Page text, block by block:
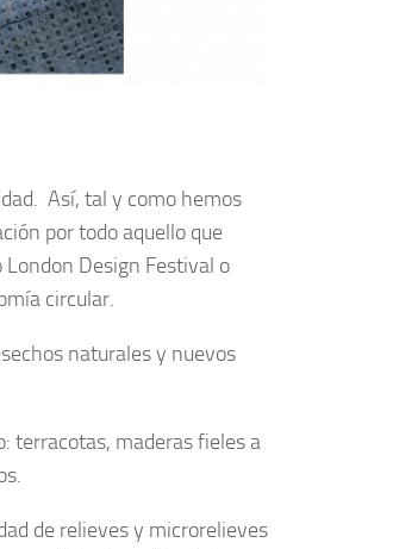
Así, tal y como hemos
por todo aquello que
Design Festival o
circular.
naturales y nuevos
terracotas, maderas fieles a
de relieves y microrelieves